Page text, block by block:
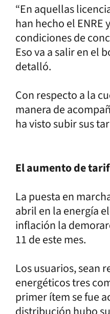
“En aquellas
han hecho el ENRE
condiciones de
Eso va a salir en el
detalló.
Con respecto a la
manera de
ha visto subir sus
El aumento de
La puesta en
abril en la energía
inflación la
11 de este mes.
Los usuarios, sean
energéticos tres
primer ítem se fue